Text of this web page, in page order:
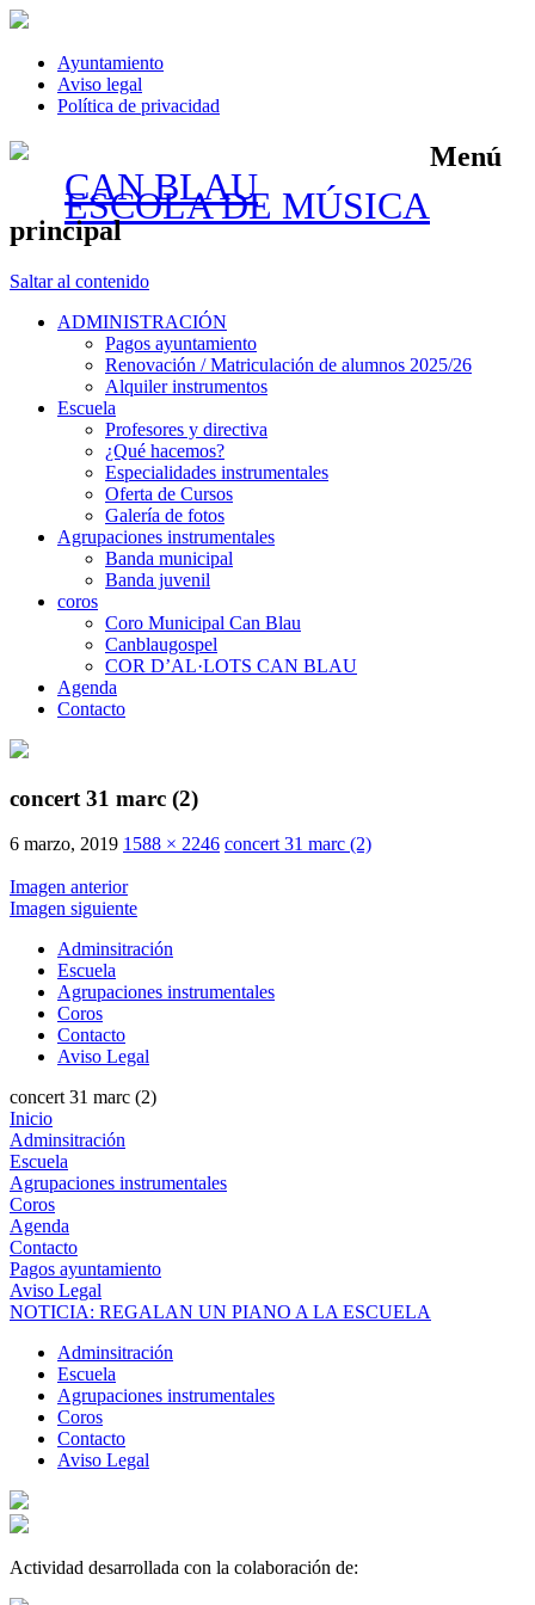
Ayuntamiento
Aviso legal
Política de privacidad
CAN BLAU
ESCOLA DE MÚSICA
Menú
principal
Saltar al contenido
ADMINISTRACIÓN
Pagos ayuntamiento
Renovación / Matriculación de alumnos 2025/26
Alquiler instrumentos
Escuela
Profesores y directiva
¿Qué hacemos?
Especialidades instrumentales
Oferta de Cursos
Galería de fotos
Agrupaciones instrumentales
Banda municipal
Banda juvenil
coros
Coro Municipal Can Blau
Canblaugospel
COR D’AL·LOTS CAN BLAU
Agenda
Contacto
concert 31 marc (2)
6 marzo, 2019 1588 × 2246 concert 31 marc (2)
Imagen anterior
Imagen siguiente
Adminsitración
Escuela
Agrupaciones instrumentales
Coros
Contacto
Aviso Legal
concert 31 marc (2)
Inicio
Adminsitración
Escuela
Agrupaciones instrumentales
Coros
Agenda
Contacto
Pagos ayuntamiento
Aviso Legal
NOTICIA: REGALAN UN PIANO A LA ESCUELA
Adminsitración
Escuela
Agrupaciones instrumentales
Coros
Contacto
Aviso Legal
Actividad desarrollada con la colaboración de: